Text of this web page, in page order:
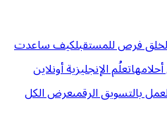
لخلق فرص للمستقبلكيف ساعدت
تعلُم الإنجليزية أونلاين
بالتسويق الرقمىعرض الكل